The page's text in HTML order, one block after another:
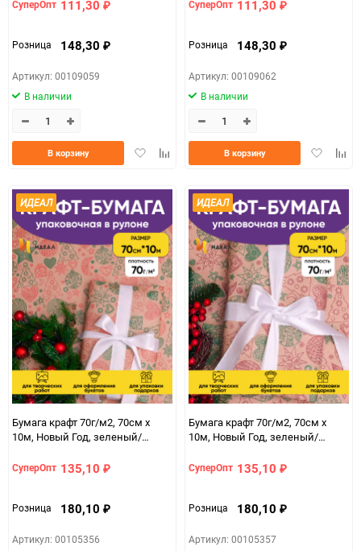
СуперОпт 111,30 ₽
Розница 148,30 ₽
Артикул: 00109059
В наличии
ДобавитьДобавить
В корзину
СуперОпт 111,30 ₽
Розница 148,30 ₽
Артикул: 00109062
В наличии
Добавить
В корзину
ИДЕАЛ
Бумага крафт 70г/м2, 70см x
10м, Новый Год, зеленый/
СуперОпт 135,10 ₽
Розница 180,10 ₽
Артикул: 00105356
ИДЕАЛ
Бумага крафт 70г/м2, 70см x
10м, Новый Год, зеленый/
СуперОпт 135,10 ₽
Розница 180,10 ₽
Артикул: 00105357